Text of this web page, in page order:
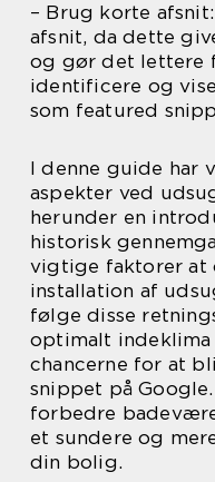
– Brug korte
afsnit, da dette
og gør det lettere
identificere og
som featured
I denne guide har
aspekter ved
herunder en
historisk
vigtige faktorer at
installation af
følge disse
optimalt
chancerne for at
snippet på
forbedre
et sundere og
din bolig.